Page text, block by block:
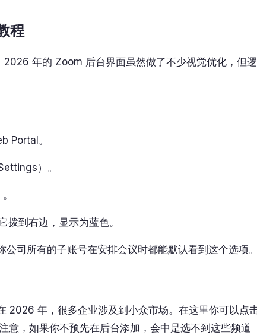
程
年的 Zoom 后台界面虽然做了不少视觉优化，但逻
Portal。
）。
拨到右边，显示为蓝色。
公司所有的子账号在安排会议时都能默认看到这个选项
2026 年，很多企业涉及到小众市场。在这里你可以点
意，如果你不预先在后台添加，会中是选不到这些频道